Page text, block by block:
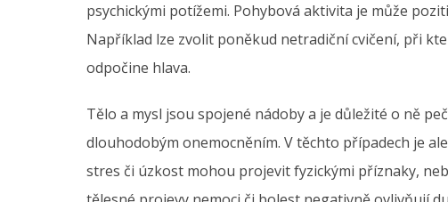
psychickými potížemi. Pohybová aktivita je může
Například lze zvolit poněkud netradiční cvičení, při
odpočine hlava.
Tělo a mysl jsou spojené nádoby a je důležité o ně
dlouhodobým onemocněním. V těchto případech je
stres či úzkost mohou projevit fyzickými příznaky,